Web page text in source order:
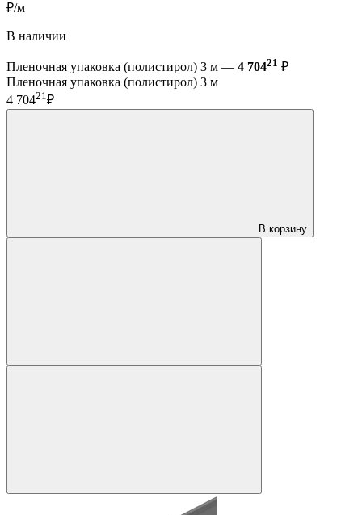
₽/м
В наличии
Пленочная упаковка (полистирол) 3 м — 4 70421 ₽
Пленочная упаковка (полистирол) 3 м
4 70421₽
В корзину